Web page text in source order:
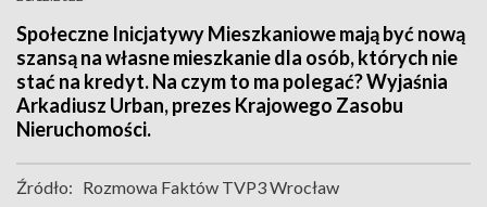
Społeczne Inicjatywy Mieszkaniowe mają być nową
szansą na własne mieszkanie dla osób, których nie
stać na kredyt. Na czym to ma polegać? Wyjaśnia
Arkadiusz Urban, prezes Krajowego Zasobu
Nieruchomości.
Źródło: Rozmowa Faktów TVP3 Wrocław